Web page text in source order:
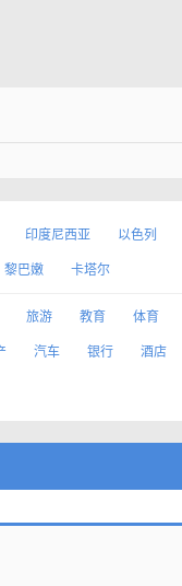
印度尼西亚
以色列
黎巴嫩 卡塔尔
旅游 教育
体育
汽车 银行
酒店